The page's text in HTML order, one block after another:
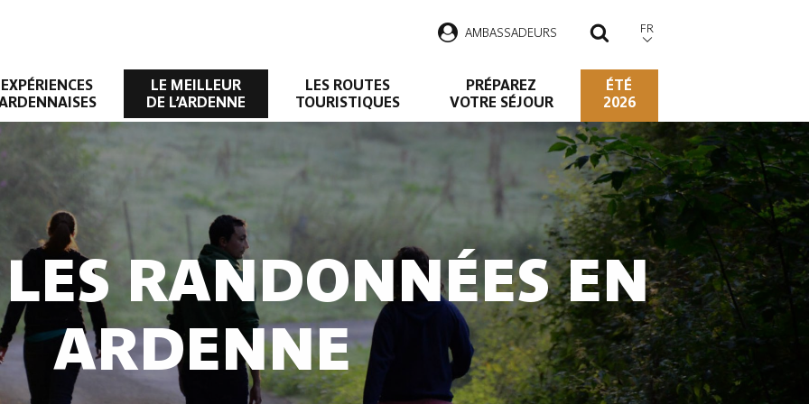
AMBASSADEURS RECHERCHER
FR
EXPÉRIENCES
LE MEILLEUR
DE L’ARDENNE
LES ROUTES
TOURISTIQUES
PRÉPAREZ
VOTRE SÉJOUR
ÉTÉ
2026
RANDONNÉES EN
ARDENNE